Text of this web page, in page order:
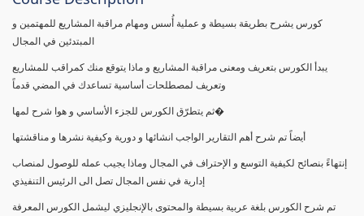
كورس يشرح بطريقة بسيطة و عملية أُسس ومهام مراقبة المشاريع للمهتمين و
المبتدئين في المجال
يبدأ الكورس بتعريف ومعنى مراقبة المشاريع و ماذا يتوقع منك كمراقب للمشاريع
وتعريف لمصطلحات أساسية تساعدك في المضي قدماً
ثم يتطرّق الكورس للجزء الأساسي و هوا شرح لمها�
أيضاً تم شرح أهم التقارير الواجب انشائها و دورية وكيفية نشرها و مناقشتها
إنتهاءً بنصائح لكيفية التوسع و الإحتراف في المجال وماذا يجيب عمله للوصول لمنصاب
إدارية في نفس المجال تصل الى الرئيس التنفيذي
تم شرح الكورس بلغة عربية بسيطة والمحتوى بالإنجليزي ليشمل الكورس المعرفة